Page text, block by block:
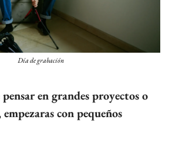
Día de grabación
en grandes proyectos o
con pequeños